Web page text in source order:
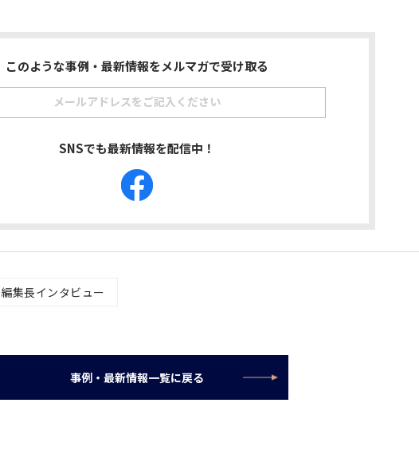
このような事例・最新情報をメルマガで受け取る
SNSでも最新情報を配信中！
編集長インタビュー
事例・最新情報一覧に戻る